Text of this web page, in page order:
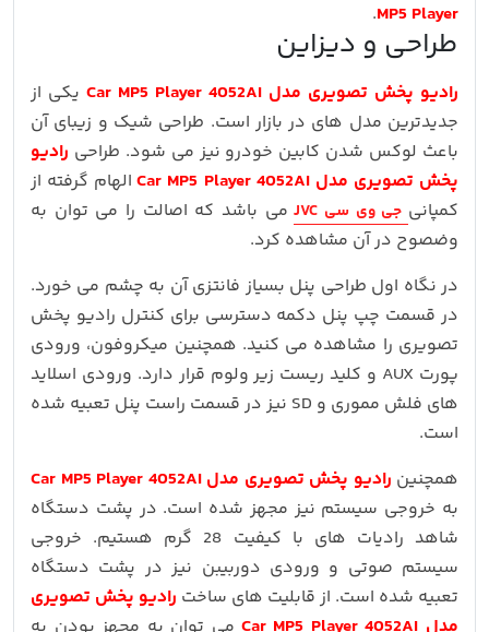
MP5 Player
.
طراحی و دیزاین
رادیو پخش تصویری مدل Car MP5 Player 4052AI
یکی از
جدیدترین مدل های در بازار است. طراحی شیک و زیبای آن
باعث لوکس شدن کابین خودرو نیز می شود. طراحی رادیو
پخش تصویری مدل Car MP5 Player 4052AI
الهام گرفته از
کمپانی جی وی سی JVC
می باشد که اصالت را می توان به
وضصوح در آن مشاهده کرد.
در نگاه اول طراحی پنل بسیاز فانتزی آن به چشم می خورد.
در قسمت چپ پنل دکمه دسترسی برای کنترل رادیو پخش
تصویری را مشاهده می کنید. همچنین میکروفون، ورودی
پورت AUX و کلید ریست زیر ولوم قرار دارد. ورودی اسلاید
های فلش مموری و SD نیز در قسمت راست پنل تعبیه شده
است.
همچنین رادیو پخش تصویری مدل Car MP5 Player 4052AI
به خروجی سیستم نیز مجهز شده است. در پشت دستگاه
شاهد رادیات های با کیفیت 28 گرم هستیم. خروجی
سیستم صوتی و ورودی دوربیبن نیز در پشت دستگاه
تعبیه شده است. از قابلیت های ساخت رادیو پخش تصویری